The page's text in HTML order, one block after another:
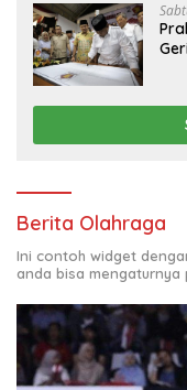
Berita Olahraga
Ini contoh widget
anda bisa